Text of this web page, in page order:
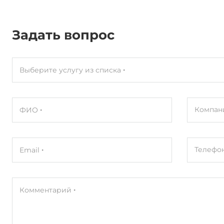
Задать вопрос
Выберите услугу из списка
ФИО
Email
Комментарий